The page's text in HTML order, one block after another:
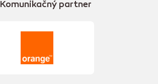
Komunikačný partner